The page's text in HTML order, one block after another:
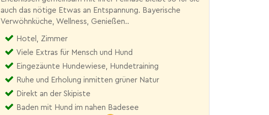
auch das nötige Etwas an Entspannung. Bayerische
Verwöhnküche, Wellness, Genießen..
Hotel, Zimmer
Viele Extras für Mensch und Hund
Eingezäunte Hundewiese, Hundetraining
Ruhe und Erholung inmitten grüner Natur
Direkt an der Skipiste
Baden mit Hund im nahen Badesee